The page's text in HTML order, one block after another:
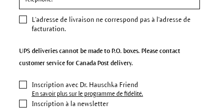
L'adresse de livraison ne correspond pas à l'adresse de
facturation.
UPS deliveries cannot be made to P.O. boxes. Please contact
customer service for Canada Post delivery.
Inscription avec Dr. Hauschka Friend
En savoir plus sur le programme de fidélité.
Inscription à la newsletter